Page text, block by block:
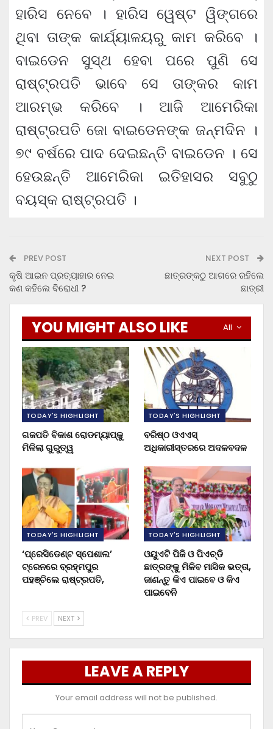
ହାରିସ ନେବେ । ହାରିସ ୱେଷ୍ଟ ୱିଙ୍ଗରେ
ଥିବା ତାଙ୍କ କାର୍ଯ୍ୟାଳୟରୁ କାମ କରିବେ ।
ବାଇଡେନ ସୁସ୍ଥ ହେବା ପରେ ପୁଣି ସେ
ରାଷ୍ଟ୍ରପତି ଭାବେ ସେ ତାଙ୍କର କାମ
ଆରମ୍ଭ କରିବେ । ଆଜି ଆମେରିକା
ରାଷ୍ଟ୍ରପତି ଜୋ ବାଇଡେନଙ୍କ ଜନ୍ମଦିନ ।
୭୯ ବର୍ଷରେ ପାଦ ଦେଇଛନ୍ତି ବାଇଡେନ । ସେ
ହେଉଛନ୍ତି ଆମେରିକା ଇତିହାସର ସବୁଠୁ
ବୟସ୍କ ରାଷ୍ଟ୍ରପତି ।
PREV POST
କୃଷି ଆଇନ ପ୍ରତ୍ୟାହାର ନେଇ
କଣ କହିଲେ ବିରୋଧୀ ?
NEXT POST
ଛାତ୍ରଙ୍କଠୁ ଆଗରେ ରହିଲେ
ଛାତ୍ରୀ
All
YOU MIGHT ALSO LIKE
TODAY'S HIGHLIGHT
ଗଜପତି ବିକାଶ ରୋଡମ୍ୟାପ୍‌କୁ
ମିଳିଲା ଗୁରୁତ୍ୱ
TODAY'S HIGHLIGHT
ବରିଷ୍ଠ ଓଏଏସ୍‌
ଅଧିକାରୀସ୍ତରରେ ଅଦଳବଦଳ
TODAY'S HIGHLIGHT
‘ପ୍ରେସିଡେଣ୍ଟ ସ୍ପେଶାଲ’
ଟ୍ରେନରେ ବ୍ରହ୍ମପୁର
ପହଞ୍ଚିଲେ ରାଷ୍ଟ୍ରପତି,
TODAY'S HIGHLIGHT
ଓୟୁଏଟି ପିଜି ଓ ପିଏଚ୍‌ଡି
ଛାତ୍ରଙ୍କୁ ମିଳିବ ମାସିକ ଭତ୍ତା,
ଜାଣନ୍ତୁ କିଏ ପାଇବେ ଓ କିଏ
ପାଇବେନି
PREV NEXT
LEAVE A REPLY
Your email address will not be published.